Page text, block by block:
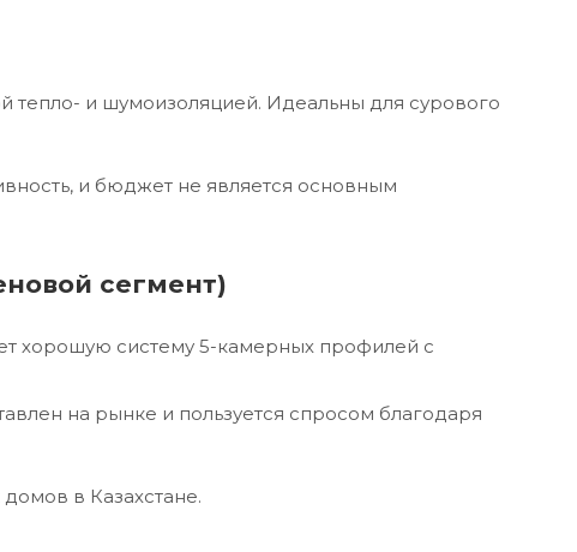
тепло- и шумоизоляцией. Идеальны для сурового
и бюджет не является основным
сегмент)
хорошую систему 5-камерных профилей с
на рынке и пользуется спросом благодаря
в Казахстане.